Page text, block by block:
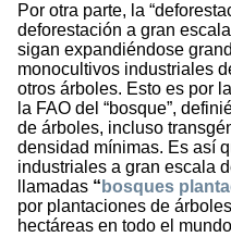
Por otra parte, la
deforestación a gran
sigan expandiéndose
monocultivos industriales
otros árboles. Esto es por
la FAO del “bosque”,
de árboles, incluso
densidad mínimas. Es así
industriales a gran escala
llamadas “ bosques
por plantaciones de
hectáreas en todo el